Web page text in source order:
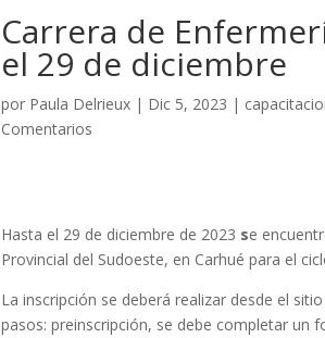
Carrera de
el 29 de diciembre
por Paula Delrieux | Dic 5, 2023 |
Comentarios
Hasta el 29 de diciembre de 2023 se
Provincial del Sudoeste, en Carhué para el
La inscripción se deberá realizar desde el
pasos: preinscripción, se debe completar un